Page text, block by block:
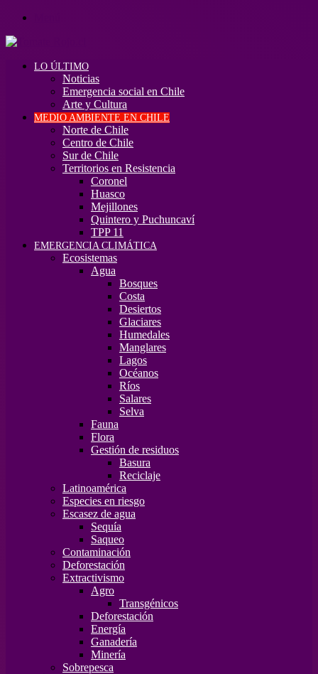
LO ÚLTIMO
Noticias
Emergencia social en Chile
Arte y Cultura
MEDIO AMBIENTE EN CHILE
Norte de Chile
Centro de Chile
Sur de Chile
Territorios en Resistencia
Coronel
Huasco
Mejillones
Quintero y Puchuncaví
TPP 11
EMERGENCIA CLIMÁTICA
Ecosistemas
Agua
Bosques
Costa
Desiertos
Glaciares
Humedales
Manglares
Lagos
Océanos
Ríos
Salares
Selva
Fauna
Flora
Gestión de residuos
Basura
Reciclaje
Latinoamérica
Especies en riesgo
Escasez de agua
Sequía
Saqueo
Contaminación
Deforestación
Extractivismo
Agro
Transgénicos
Deforestación
Energía
Ganadería
Minería
Sobrepesca